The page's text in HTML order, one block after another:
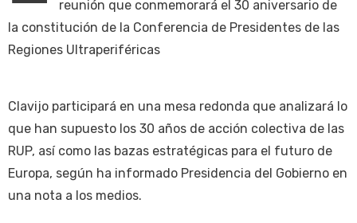
reunión que conmemorará el 30 aniversario de
la constitución de la Conferencia de Presidentes de las
Regiones Ultraperiféricas
Clavijo participará en una mesa redonda que analizará lo
que han supuesto los 30 años de acción colectiva de las
RUP, así como las bazas estratégicas para el futuro de
Europa, según ha informado Presidencia del Gobierno en
una nota a los medios.